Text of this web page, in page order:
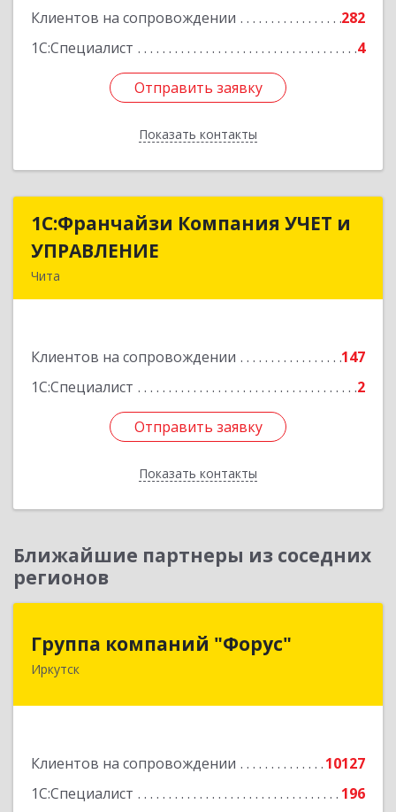
Клиентов на сопровождении
282
1С:Специалист
4
Отправить заявку
Показать контакты
Отправить заявку
Назад
1С:Франчайзи Компания УЧЕТ и
УПРАВЛЕНИЕ
Чита
Клиентов на сопровождении
147
1С:Специалист
2
Отправить заявку
Показать контакты
1С:Франчайзи Компания УЧЕТ и
Подробнее
Отправить заявку
Назад
Ближайшие партнеры из соседних
регионов
Группа компаний "Форус"
Иркутск
Клиентов на сопровождении
10127
1С:Специалист
196
Группа компаний "Форус"
664007, Иркутская обл, Иркутск г, Ямская ул,